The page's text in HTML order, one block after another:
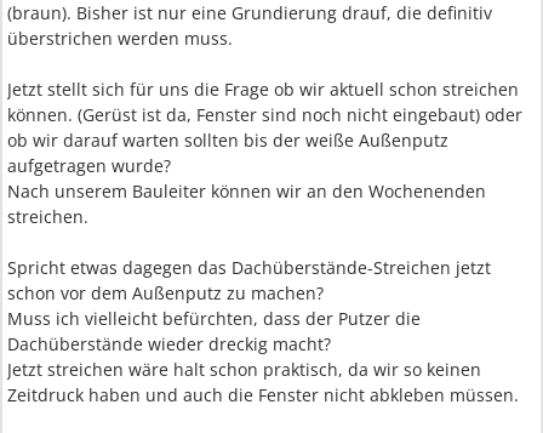
(braun). Bisher ist nur eine Grundierung drauf, die definitiv
überstrichen werden muss.
Jetzt stellt sich für uns die Frage ob wir aktuell schon streichen
können. (Gerüst ist da, Fenster sind noch nicht eingebaut) oder
ob wir darauf warten sollten bis der weiße Außenputz
aufgetragen wurde?
Nach unserem Bauleiter können wir an den Wochenenden
streichen.
Spricht etwas dagegen das Dachüberstände-Streichen jetzt
schon vor dem Außenputz zu machen?
Muss ich vielleicht befürchten, dass der Putzer die
Dachüberstände wieder dreckig macht?
Jetzt streichen wäre halt schon praktisch, da wir so keinen
Zeitdruck haben und auch die Fenster nicht abkleben müssen.